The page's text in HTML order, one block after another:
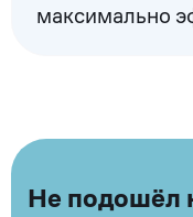
максимально
Не подошёл